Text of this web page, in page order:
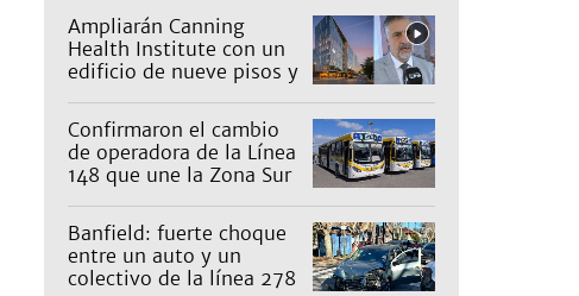
propuestas para niños
Ampliarán Canning
Health Institute con un
edificio de nueve pisos y
millones
Confirmaron el cambio
de operadora de la Línea
148 que une la Zona Sur
los recorridos
Banfield: fuerte choque
entre un auto y un
colectivo de la línea 278